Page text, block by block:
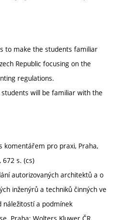
to make the students familiar
Republic focusing on the
regulations.
will be familiar with the
komentářem pro praxi, Praha,
672 s. (cs)
autorizovaných architektů a o
inženýrů a techniků činných ve
náležitostí a podmínek
Praha: Wolters Kluwer ČR,